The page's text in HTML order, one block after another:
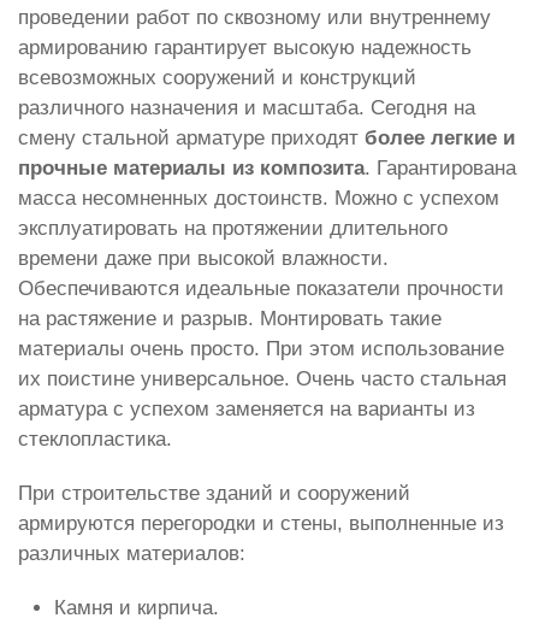
проведении работ по сквозному или внутреннему
армированию гарантирует высокую надежность
всевозможных сооружений и конструкций
различного назначения и масштаба. Сегодня на
смену стальной арматуре приходят более легкие и
прочные материалы из композита. Гарантирована
масса несомненных достоинств. Можно с успехом
эксплуатировать на протяжении длительного
времени даже при высокой влажности.
Обеспечиваются идеальные показатели прочности
на растяжение и разрыв. Монтировать такие
материалы очень просто. При этом использование
их поистине универсальное. Очень часто стальная
арматура с успехом заменяется на варианты из
стеклопластика.
При строительстве зданий и сооружений
армируются перегородки и стены, выполненные из
различных материалов:
Камня и кирпича.